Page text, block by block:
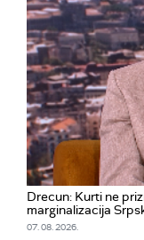
Drecun: Kurti ne
marginalizacija
07. 08. 2026.